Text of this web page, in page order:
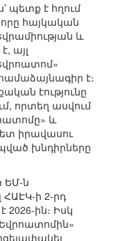
պետք է հղում
հայկական
և
այլ
է։
էությունը
որտեղ ասվում
և
իրավասու
խնդիրները
ԵՄ-ն
ՀԱԷԿ-ի 2-րդ
2026-ին։ Իսկ